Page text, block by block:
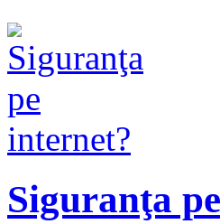
Siguranţa